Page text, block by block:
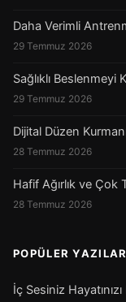
Daha Verimli
29 Temmuz 2026
Sağlıklı Beslenmeyi
29 Temmuz 2026
Dijital Düzen
28 Temmuz 2026
Hafif Ağırlık ve Çok
28 Temmuz 2026
POPÜLER YAZILAR
İç Sesiniz